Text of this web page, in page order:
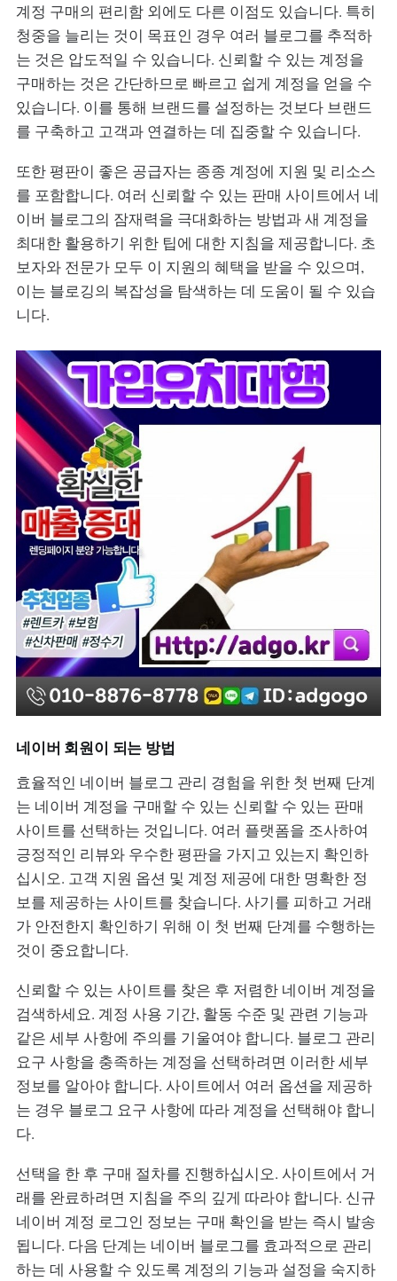
계정 구매의 편리함 외에도 다른 이점도 있습니다. 특히
청중을 늘리는 것이 목표인 경우 여러 블로그를 추적하
는 것은 압도적일 수 있습니다. 신뢰할 수 있는 계정을
구매하는 것은 간단하므로 빠르고 쉽게 계정을 얻을 수
있습니다. 이를 통해 브랜드를 설정하는 것보다 브랜드
를 구축하고 고객과 연결하는 데 집중할 수 있습니다.
또한 평판이 좋은 공급자는 종종 계정에 지원 및 리소스
를 포함합니다. 여러 신뢰할 수 있는 판매 사이트에서 네
이버 블로그의 잠재력을 극대화하는 방법과 새 계정을
최대한 활용하기 위한 팁에 대한 지침을 제공합니다. 초
보자와 전문가 모두 이 지원의 혜택을 받을 수 있으며,
이는 블로깅의 복잡성을 탐색하는 데 도움이 될 수 있습
니다.
네이버 회원이 되는 방법
효율적인 네이버 블로그 관리 경험을 위한 첫 번째 단계
는 네이버 계정을 구매할 수 있는 신뢰할 수 있는 판매
사이트를 선택하는 것입니다. 여러 플랫폼을 조사하여
긍정적인 리뷰와 우수한 평판을 가지고 있는지 확인하
십시오. 고객 지원 옵션 및 계정 제공에 대한 명확한 정
보를 제공하는 사이트를 찾습니다. 사기를 피하고 거래
가 안전한지 확인하기 위해 이 첫 번째 단계를 수행하는
것이 중요합니다.
신뢰할 수 있는 사이트를 찾은 후 저렴한 네이버 계정을
검색하세요. 계정 사용 기간, 활동 수준 및 관련 기능과
같은 세부 사항에 주의를 기울여야 합니다. 블로그 관리
요구 사항을 충족하는 계정을 선택하려면 이러한 세부
정보를 알아야 합니다. 사이트에서 여러 옵션을 제공하
는 경우 블로그 요구 사항에 따라 계정을 선택해야 합니
다.
선택을 한 후 구매 절차를 진행하십시오. 사이트에서 거
래를 완료하려면 지침을 주의 깊게 따라야 합니다. 신규
네이버 계정 로그인 정보는 구매 확인을 받는 즉시 발송
됩니다. 다음 단계는 네이버 블로그를 효과적으로 관리
하는 데 사용할 수 있도록 계정의 기능과 설정을 숙지하